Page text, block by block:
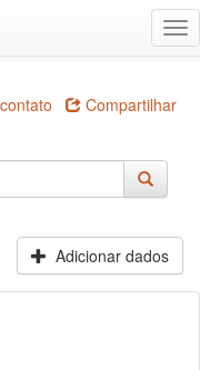
Compartilhar
Adicionar dados